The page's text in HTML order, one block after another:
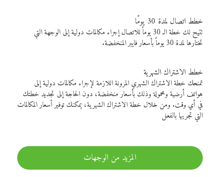
خطط اتصال لمدة 30 يومًا
تتيح لك خطة الـ 30 يوماً للاتصال إجراء مكالمات دولية إلى الوجهة التي
تختارها لمدة 30 يوماً بأسعار فايبر المنخفضة.
خطط الاشتراك الشهرية
تمنحك خطة الاشتراك الشهري المرونة اللازمة لإجراء مكالمات دولية إلى
هواتف أرضية ومحمولة وذلك بأسعار منخفضة، دون الحاجة إلى تجديد خطتك
في أي وقت. ومن خلال خطة الاشتراك الشهرية، يمكنك توفير أسعار المكالمات
التي تجريها بالفعل
المزيد من الوجهات